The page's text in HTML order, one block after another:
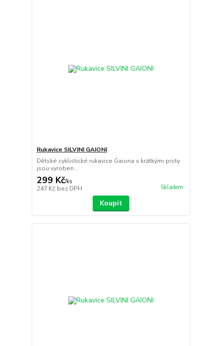
Rukavice SILVINI GAIONI
Dětské cyklistické rukavice Gaiona s krátkými prsty
jsou vyroben...
299 Kč/ks
247 Kč bez DPH Skladem
Koupit